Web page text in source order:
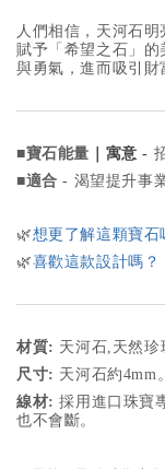
人們相信，天河石
賦予「希望之石」
與勇氣，進而吸引財
■寶石能量 ｜寓意 -
■適合 - 渴望提升事
🌿想更了解這顆寶石
🌿喜歡這款設計嗎？
材質: 天河石,天然珍
尺寸: 天河石約4mm。
線材: 採用進口珠寶
也不會斷。